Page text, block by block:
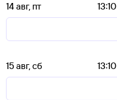
14 авг, пт 13:10
15 авг, сб 13:10